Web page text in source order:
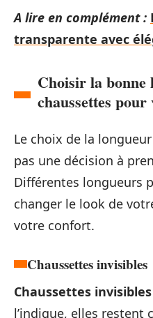
A lire en complément :
transparente avec
Choisir la bonne
chaussettes pour
Le choix de la
pas une décision à
Différentes longueurs
changer le look de
votre confort.
Chaussettes invisibles
Chaussettes invisibles
l’indique, elles restent